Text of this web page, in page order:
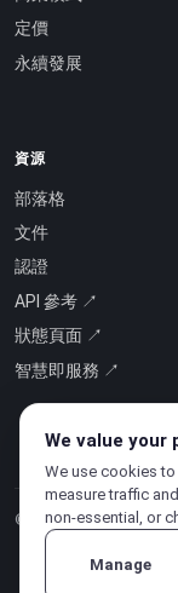
定價
永續發展
資源
部落格
文件
認證
API 參考 ↗
狀態頁面 ↗
智慧即服務 ↗
© 2026 CloudSigma
We value your
We use cookies
measure traffic
non-essential, or
Manage